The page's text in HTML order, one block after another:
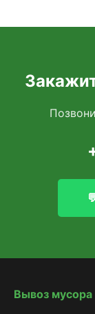
Вывоз мусора